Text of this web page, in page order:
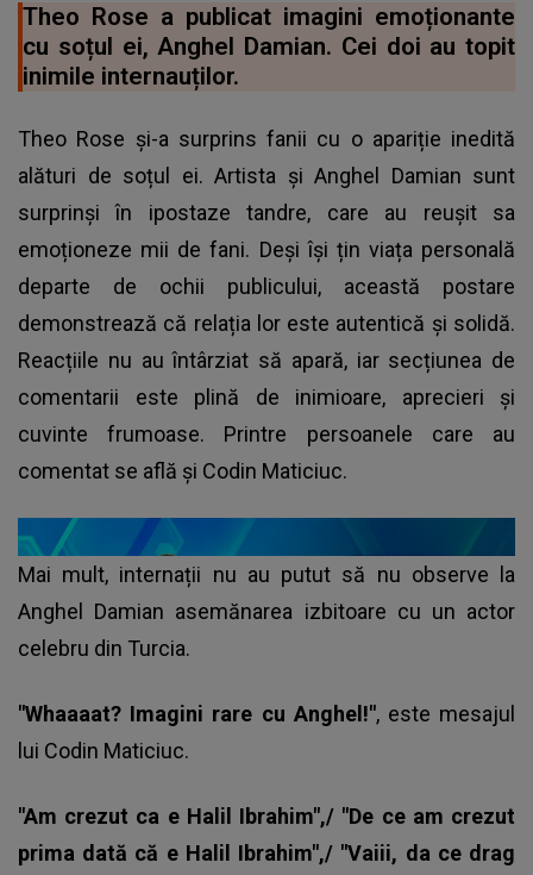
Theo Rose a publicat imagini emoționante
cu soțul ei, Anghel Damian. Cei doi au topit
inimile internauților.
Theo Rose și-a surprins fanii cu o apariție inedită
alături de soțul ei. Artista și Anghel Damian sunt
surprinși în ipostaze tandre, care au reușit sa
emoționeze mii de fani. Deși își țin viața personală
departe de ochii publicului, această postare
demonstrează că relația lor este autentică și solidă.
Reacțiile nu au întârziat să apară, iar secțiunea de
comentarii este plină de inimioare, aprecieri și
cuvinte frumoase. Printre persoanele care au
comentat se află și Codin Maticiuc.
Mai mult, internații nu au putut să nu observe la
Anghel Damian asemănarea izbitoare cu un actor
celebru din Turcia.
"Whaaaat? Imagini rare cu Anghel!", este mesajul
lui Codin Maticiuc.
"Am crezut ca e Halil Ibrahim",/ "De ce am crezut
prima dată că e Halil Ibrahim",/ "Vaiii, da ce drag